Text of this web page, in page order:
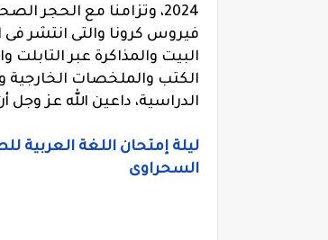
2024، وتزامنا مع
فيروس كرونا والتى انتشر فى
البيت والمذاكرة عبر التابلت
الكتب والملخصات الخارجية
الدراسية، داعين الله عز
ليلة إمتحان اللغة العربية
السحراوى